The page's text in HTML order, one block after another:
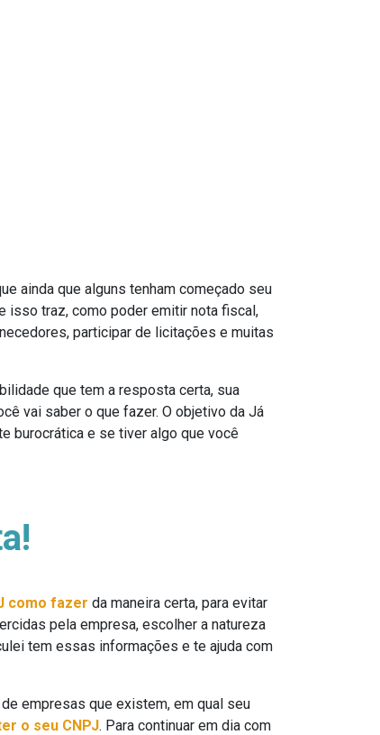
ainda que alguns tenham começado seu
isso traz, como poder emitir nota fiscal,
participar de licitações e muitas
que tem a resposta certa, sua
vai saber o que fazer. O objetivo da Já
burocrática e se tiver algo que você
como fazer da maneira certa, para evitar
pela empresa, escolher a natureza
tem essas informações e te ajuda com
empresas que existem, em qual seu
o seu CNPJ. Para continuar em dia com